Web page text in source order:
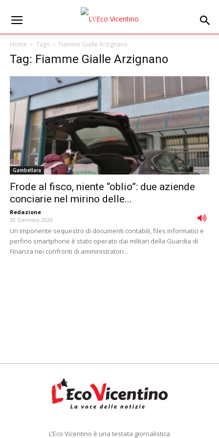
Home Tags Fiamme Gialle Arzignano
Tag: Fiamme Gialle Arzignano
Gambellara
Frode al fisco, niente “oblio”: due aziende
conciarie nel mirino delle...
Redazione -
20 Gennaio 2020
Un imponente sequestro di documenti contabili, files informatici e
perfino smartphone è stato operato dai militari della Guardia di
Finanza nei confronti di amministratori...
L’Eco Vicentino è una testata giornalistica